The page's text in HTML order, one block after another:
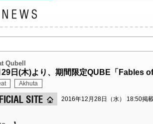
Qubell
29日(木)より、期間限定QUBE「Fables
Akhuta
2016年12月28日（水） 18:50掲